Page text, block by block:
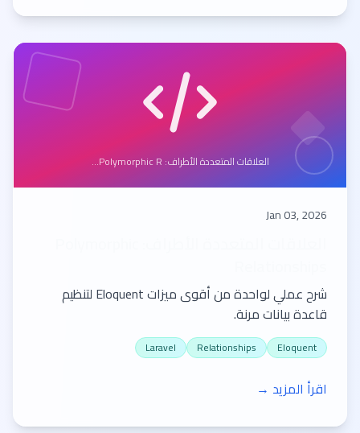
العلاقات المتعددة الأطراف: Polymorphic R...
Jan 03, 2026
شرح عملي لواحدة من أقوى ميزات Eloquent لتنظيم
قاعدة بيانات مرنة.
Eloquent
Relationships
Laravel
اقرأ المزيد →